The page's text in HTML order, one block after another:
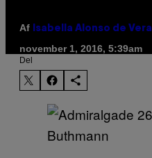
Af Isabella Alonso de
november 1, 2016, 5:39am
Del